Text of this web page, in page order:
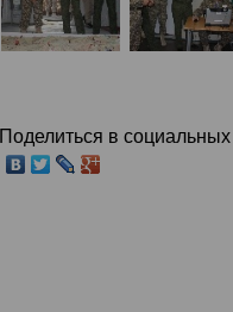
Поделиться в социальных